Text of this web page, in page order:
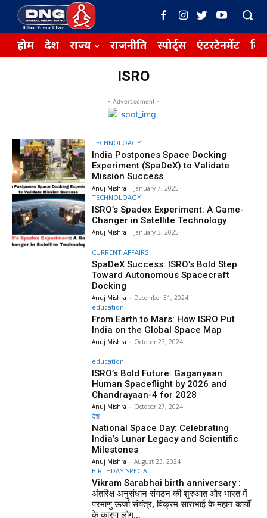
होम देश राज्य राजनीति स्पोर्ट्स एंटरटेनमेंट
ISRO
- Advertisement -
TECHNOLOAGY
India Postpones Space Docking
Experiment (SpaDeX) to Validate
Mission Success
Anuj Mishra - January 7, 2025
TECHNOLOAGY
ISRO’s Spadex Experiment: A Game-
Changer in Satellite Technology
Anuj Mishra - January 3, 2025
CURRENT AFFAIRS
SpaDeX Success: ISRO’s Bold Step
Toward Autonomous Spacecraft
Docking
Anuj Mishra - December 31, 2024
education
From Earth to Mars: How ISRO Put
India on the Global Space Map
Anuj Mishra - October 27, 2024
education
ISRO’s Bold Future: Gaganyaan
Human Spaceflight by 2026 and
Chandrayaan-4 for 2028
Anuj Mishra - October 27, 2024
देश
National Space Day: Celebrating
India’s Lunar Legacy and Scientific
Milestones
Anuj Mishra - August 23, 2024
BIRTHDAY SPECIAL
Vikram Sarabhai birth anniversary :
अंतरिक्ष अनुसंधान संगठन की शुरुआत और भारत में
परमाणु ऊर्जा संयंत्र, विक्रम साराभाई के महान कार्यों
के कारण लोग...